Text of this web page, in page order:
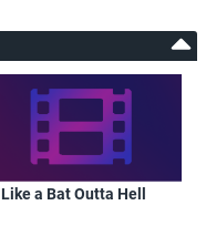
Like a Bat Outta Hell